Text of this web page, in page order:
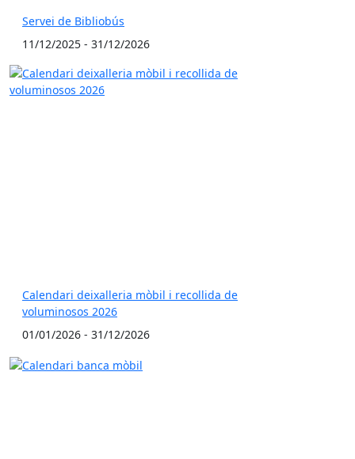
Servei de Bibliobús
11/12/2025 - 31/12/2026
Calendari deixalleria mòbil i recollida de
voluminosos 2026
01/01/2026 - 31/12/2026